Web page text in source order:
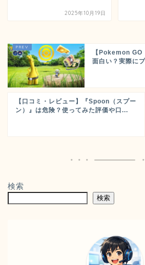
2025年10月19日
【Pokemon GO
面白い？実際に
【口コミ・レビュー】『Spoon（スプー
ン）』は危険？使ってみた評価や口...
検索
検索